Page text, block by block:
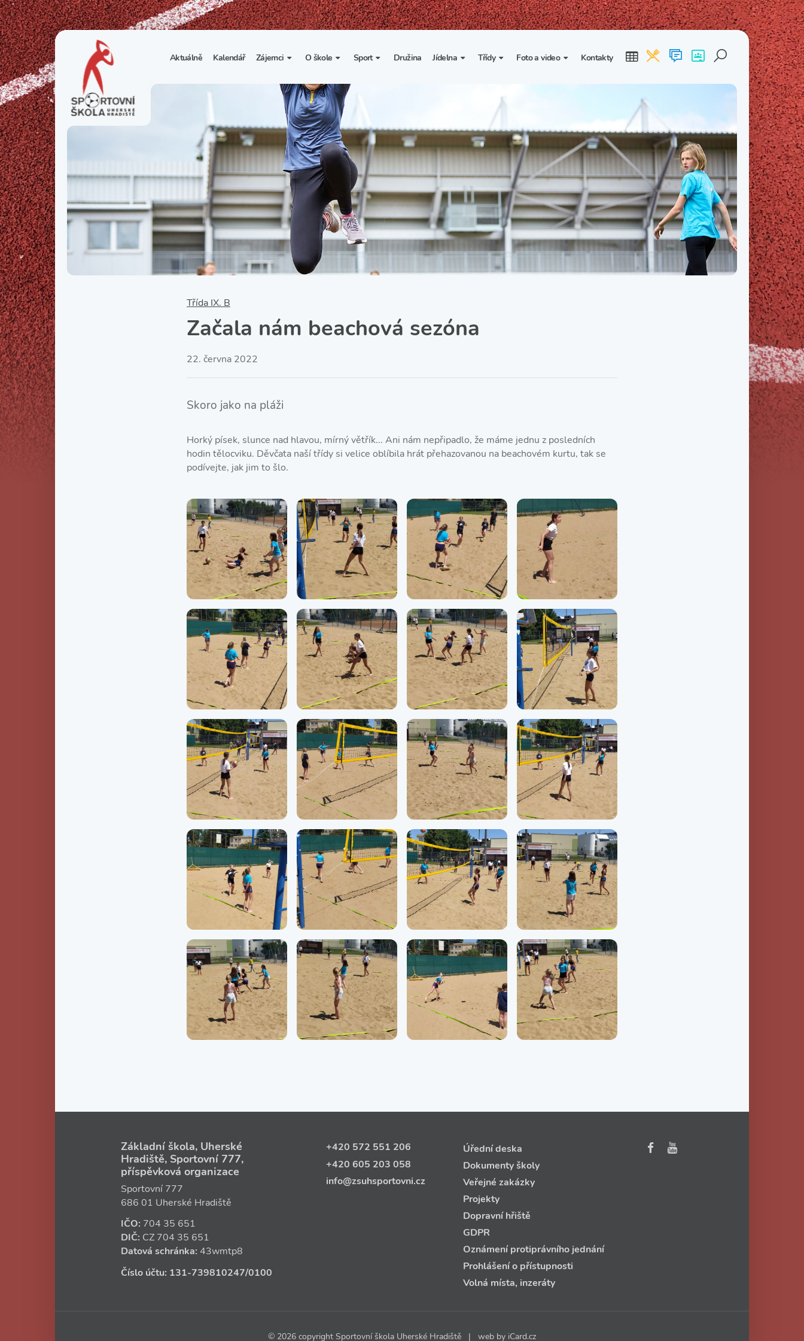
Aktuálně Kalendář Zájemci
1. třída
Sportovní třídy
Nesportovní třídy
O škole
Základní informace
Organizace školního roku
Výuka a učební plán
Zájmové kroužky
Školní poradenské
pracoviště
Školní psycholožka
Školská rada
SRPŠ – Spolek rodičů a
Sport
Spolupráce se sportovními
kluby
Školní sportovní klub
Tělesná výchova a sport
Družina Jídelna
Vnitřní řád školní jídelny
Třídy
Třída I. B Třída I. C
Třída II. A Třída II. C
Třída III. A Třída III. B Třída III. C
Třída IV. A Třída IV. B Třída IV. C
Třída V. A Třída V. B Třída V. C
Třída VI. A Třída VI. B Třída VI. C
Třída VII. A Třída VII. B Třída VII. C
Třída VIII. A Třída VIII. C
Foto a video Kontakty
Třída IX. B
Začala nám beachová sezóna
22. června 2022
Skoro jako na pláži
Horký písek, slunce nad hlavou, mírný větřík... Ani nám nepřipadlo, že máme jednu z posledních
hodin tělocviku. Děvčata naší třídy si velice oblíbila hrát přehazovanou na beachovém kurtu, tak se
podívejte, jak jim to šlo.
Základní škola, Uherské
Hradiště, Sportovní 777,
příspěvková organizace
Sportovní 777
686 01 Uherské Hradiště
IČO: 704 35 651
DIČ: CZ 704 35 651
Datová schránka: 43wmtp8
Číslo účtu: 131‑739810247/0100
+420 572 551 206
+420 605 203 058
info@zsuhsportovni.cz
Úřední deska
Dokumenty školy
Veřejné zakázky
Projekty
Dopravní hřiště
GDPR
Oznámení protiprávního jednání
Prohlášení o přístupnosti
Volná místa, inzeráty
© 2026 copyright Sportovní škola Uherské Hradiště | web by iCard.cz